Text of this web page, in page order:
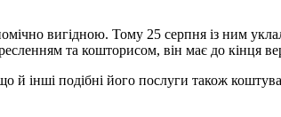
вигідною. Тому 25 серпня із ним
та кошторисом, він має до кінця
й інші подібні його послуги також